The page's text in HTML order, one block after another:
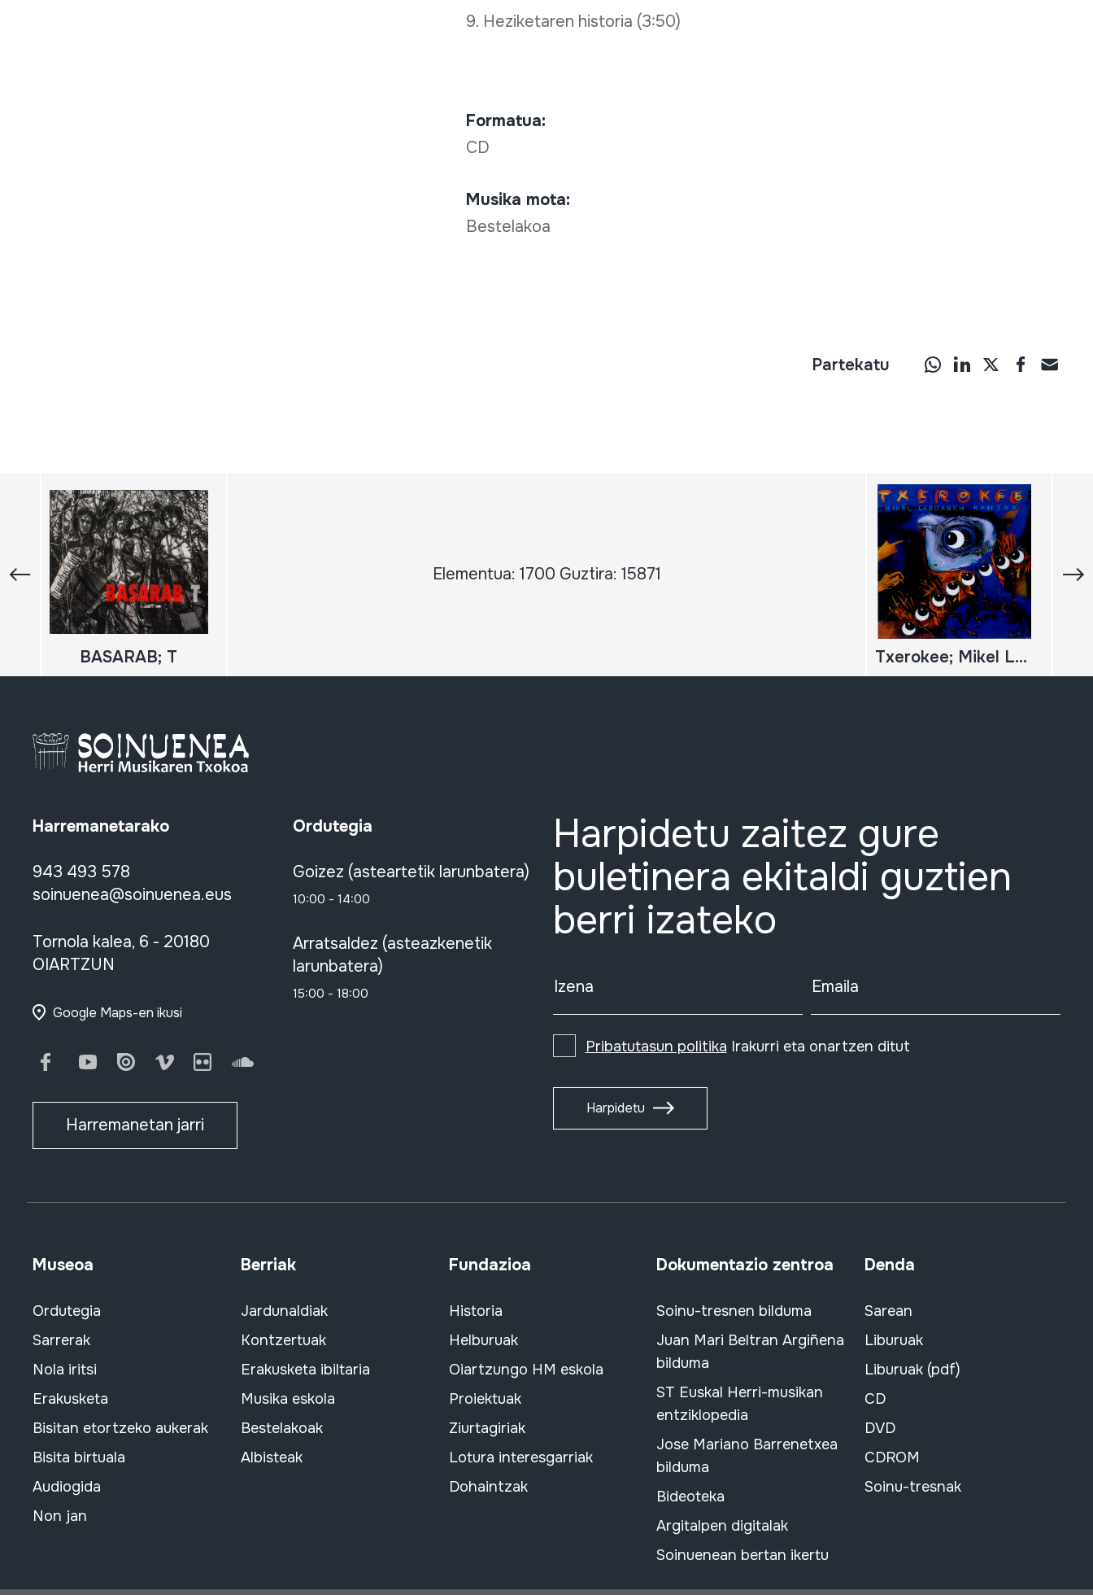
9. Heziketaren historia (3:50)
Formatua:
CD
Musika mota:
Bestelakoa
Partekatu
Elementua: 1700 Guztira: 15871
BASARAB; T Txerokee; Mikel Laboaren kantak
Harremanetarako
943 493 578
soinuenea@soinuenea.eus
Tornola kalea, 6 - 20180
OIARTZUN
Google Maps-en ikusi
FacebookYoutubeIssuu Vimeo FlickrSoundCloud
Harremanetan jarri
Ordutegia
Goizez (asteartetik larunbatera)
10:00 - 14:00
Arratsaldez (asteazkenetik
larunbatera)
15:00 - 18:00
Harpidetu zaitez gure
buletinera ekitaldi guztien
berri izateko
Izena Emaila
Pribatutasun politika Irakurri eta onartzen ditut
Harpidetu
Museoa
Ordutegia
Sarrerak
Nola iritsi
Erakusketa
Bisitan etortzeko aukerak
Bisita birtuala
Audiogida
Non jan
Berriak
Jardunaldiak
Kontzertuak
Erakusketa ibiltaria
Musika eskola
Bestelakoak
Albisteak
Fundazioa
Historia
Helburuak
Oiartzungo HM eskola
Proiektuak
Ziurtagiriak
Lotura interesgarriak
Dohaintzak
Dokumentazio zentroa
Soinu-tresnen bilduma
Juan Mari Beltran Argiñena
bilduma
ST Euskal Herri-musikan
entziklopedia
Jose Mariano Barrenetxea
bilduma
Bideoteka
Argitalpen digitalak
Soinuenean bertan ikertu
Denda
Sarean
Liburuak
Liburuak (pdf)
CD
DVD
CDROM
Soinu-tresnak